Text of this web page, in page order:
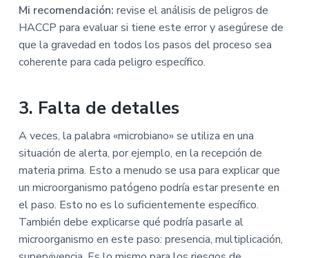
Mi recomendación: revise el análisis de peligros de
HACCP para evaluar si tiene este error y asegúrese de
que la gravedad en todos los pasos del proceso sea
coherente para cada peligro específico.
3. Falta de detalles
A veces, la palabra «microbiano» se utiliza en una
situación de alerta, por ejemplo, en la recepción de
materia prima. Esto a menudo se usa para explicar que
un microorganismo patógeno podría estar presente en
el paso. Esto no es lo suficientemente específico.
También debe explicarse qué podría pasarle al
microorganismo en este paso: presencia, multiplicación,